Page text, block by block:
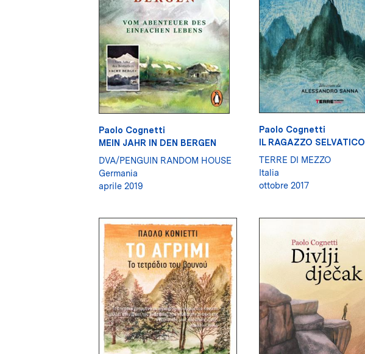
Paolo Cognetti
MEIN JAHR IN DEN BERGEN
DVA/PENGUIN RANDOM HOUSE
Germania
aprile 2019
Paolo Cognetti
IL RAGAZZO SELVATICO
TERRE DI MEZZO
Italia
ottobre 2017